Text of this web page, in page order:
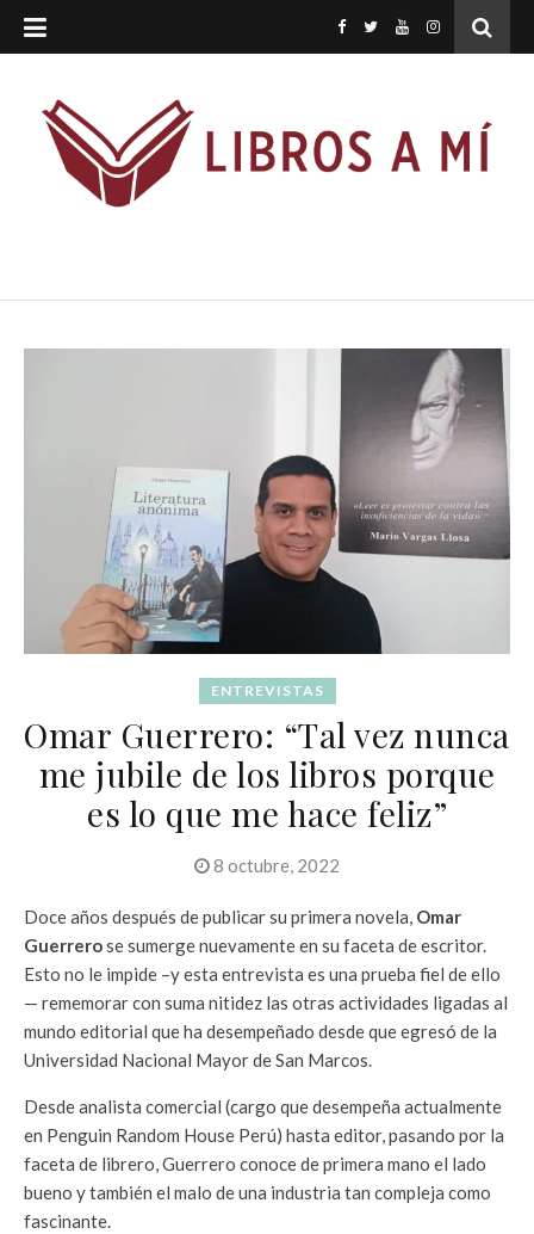
ENTREVISTAS
Omar Guerrero: “Tal vez nunca
me jubile de los libros porque
es lo que me hace feliz”
8 octubre, 2022
Doce años después de publicar su primera novela, Omar
Guerrerose sumerge nuevamente en su faceta de escritor.
Esto no le impide –y esta entrevista es una prueba fiel de ello
— rememorar con suma nitidez las otras actividades ligadas al
mundo editorial que ha desempeñado desde que egresó de la
Universidad Nacional Mayor de San Marcos.
Desde analista comercial (cargo que desempeña actualmente
en Penguin Random House Perú) hasta editor, pasando por la
faceta de librero, Guerrero conoce de primera mano el lado
bueno y también el malo de una industria tan compleja como
fascinante.